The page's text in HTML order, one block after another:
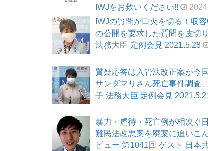
IWJをお救いください!!
IWJの質問が口火を切る！収
の公開を要求した質問を皮切
法務大臣 定例会見 2021.5.28
質疑応答は入管法改正案が今
サンダマリさん死亡事件調査
子 法務大臣 定例会見
暴力・虐待・死亡例が相次ぐ
難民法改悪案を廃案に追いこ
ビュー 第1041回 ゲスト 日本